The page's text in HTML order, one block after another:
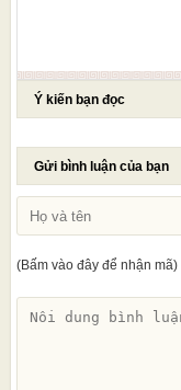
Ý kiến bạn đọc
Gửi bình luận của bạn
(Bấm vào đây để nhận mã)